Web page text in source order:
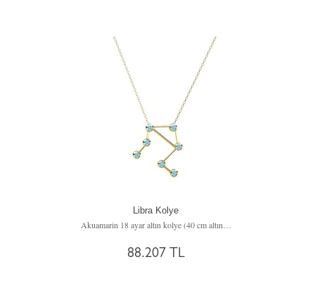
Libra Kolye
88.207 TL